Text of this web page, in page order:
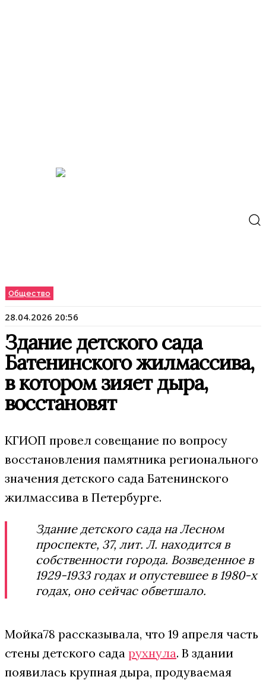
Общество
28.04.2026 20:56
Здание детского сада
Батенинского жилмассива,
в котором зияет дыра,
восстановят
КГИОП провел совещание по вопросу
восстановления памятника регионального
значения детского сада Батенинского
жилмассива в Петербурге.
Здание детского сада на Лесном
проспекте, 37, лит. Л. находится в
собственности города. Возведенное в
1929-1933 годах и опустевшее в 1980-х
годах, оно сейчас обветшало.
Мойка78 рассказывала, что 19 апреля часть
стены детского сада рухнула. В здании
появилась крупная дыра, продуваемая